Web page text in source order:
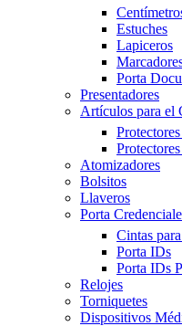
Estuches
Lapiceros
Porta
Presentadores
Artículos para el
Atomizadores
Bolsitos
Llaveros
Porta
Cintas
Porta IDs
Porta IDs
Relojes
Torniquetes
Dispositivos